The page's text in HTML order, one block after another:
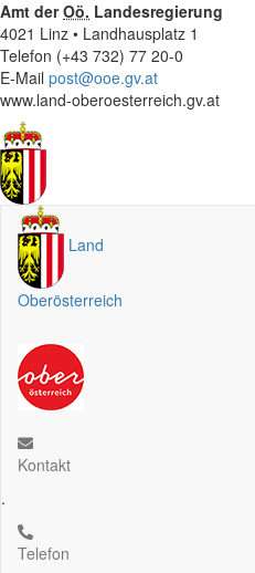
Amt derOö. Landesregierung
4021 Linz • Landhausplatz 1
Telefon (+43 732) 77 20-0
E-Mail post@ooe.gv.at
www.land-oberoesterreich.gv.at
Land
Oberösterreich
Kontakt
.
Telefon